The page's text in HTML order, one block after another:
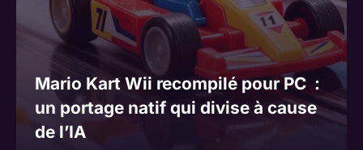
Mario Kart Wii recompilé pour PC :
un portage natif qui divise à cause
de l’IA